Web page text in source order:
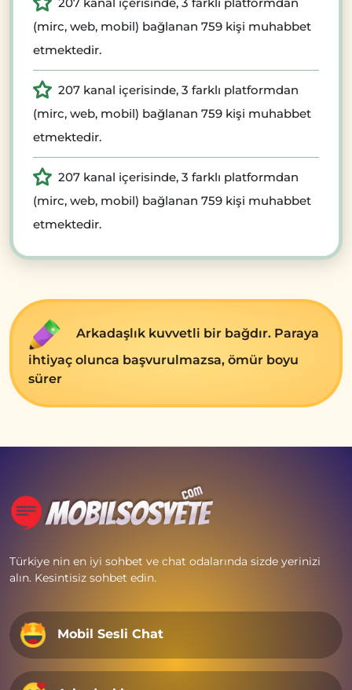
(mirc, web, mobil) bağlanan 759 kişi muhabbet
etmektedir.
207 kanal içerisinde, 3 farklı platformdan
(mirc, web, mobil) bağlanan 759 kişi muhabbet
etmektedir.
207 kanal içerisinde, 3 farklı platformdan
(mirc, web, mobil) bağlanan 759 kişi muhabbet
etmektedir.
Arkadaşlık kuvvеtli bir bağdır. Paraya
ihtiyaç olunca başvurulmazsa, ömür boyu
sürеr
Türkiye nin en iyi sohbet ve chat odalarında sizde yerinizi
alın. Kesintisiz sohbet edin.
Mobil Sesli Chat